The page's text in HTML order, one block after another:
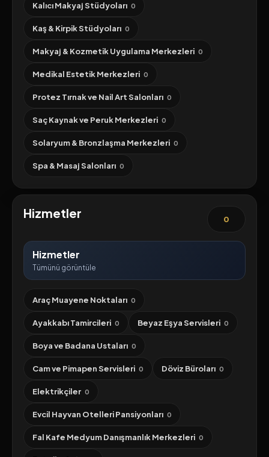
Kalıcı Makyaj Stüdyoları 0
Kaş & Kirpik Stüdyoları 0
Makyaj & Kozmetik Uygulama Merkezleri 0
Medikal Estetik Merkezleri 0
Protez Tırnak ve Nail Art Salonları 0
Saç Kaynak ve Peruk Merkezleri 0
Solaryum & Bronzlaşma Merkezleri 0
Spa & Masaj Salonları 0
Hizmetler 0
Hizmetler
Tümünü görüntüle
Araç Muayene Noktaları 0
Ayakkabı Tamircileri 0 Beyaz Eşya Servisleri 0
Boya ve Badana Ustaları 0
Cam ve Pimapen Servisleri 0 Döviz Büroları 0
Elektrikçiler 0
Evcil Hayvan Otelleri Pansiyonları 0
Fal Kafe Medyum Danışmanlık Merkezleri 0